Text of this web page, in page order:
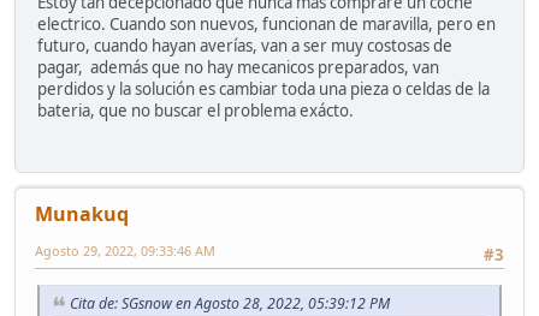
electrico. Cuando son nuevos, funcionan de maravilla, pero en
futuro, cuando hayan averías, van a ser muy costosas de
pagar, además que no hay mecanicos preparados, van
perdidos y la solución es cambiar toda una pieza o celdas de la
bateria, que no buscar el problema exácto.
Munakuq
#3
Agosto 29, 2022, 09:33:46 AM
Cita de: SGsnow en Agosto 28, 2022, 05:39:12 PM